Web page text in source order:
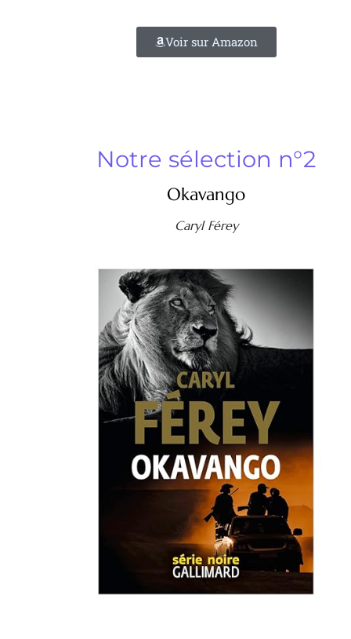
Voir sur Amazon
Notre sélection n°2
Okavango
Caryl Férey